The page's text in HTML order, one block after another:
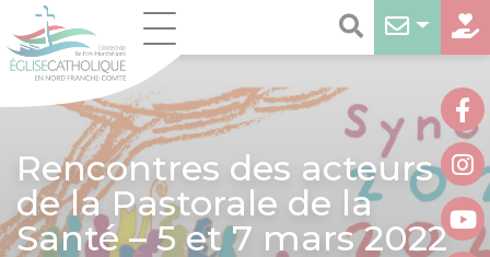
Rencontres des acteurs
de la Pastorale de la
Santé – 5 et 7 mars 2022